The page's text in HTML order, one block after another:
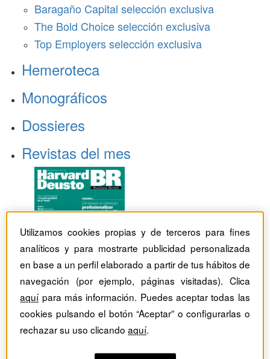
Baragaño Capital selección exclusiva
The Bold Choice selección exclusiva
Top Employers selección exclusiva
Hemeroteca
Monográficos
Dossieres
Revistas del mes
Utilizamos cookies propias y de terceros para fines
analíticos y para mostrarte publicidad personalizada
en base a un perfil elaborado a partir de tus hábitos de
navegación (por ejemplo, páginas visitadas). Clica
aquípara más información. Puedes aceptar todas las
cookies pulsando el botón “Aceptar” o configurarlas o
rechazar su uso clicandoaquí.